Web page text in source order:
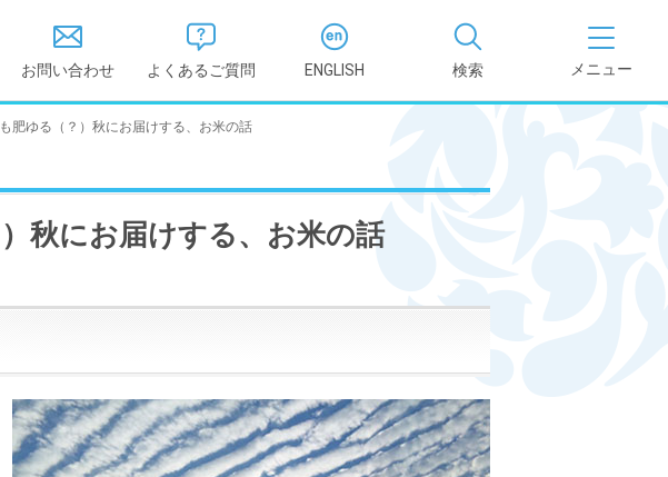
お問い合わせ よくあるご質問 ENGLISH 検索
教学に関する情報
社会貢献等
面
設置計画履行状況報告書
薬学部
肥ゆる（？）秋にお届けする、お米の話
秋にお届けする、お米の話